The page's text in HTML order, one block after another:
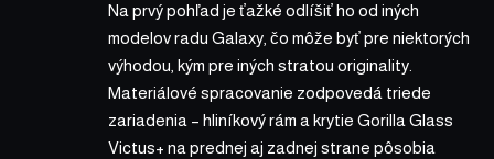
Na prvý pohľad je ťažké odlíšiť ho od iných
modelov radu Galaxy, čo môže byť pre niektorých
výhodou, kým pre iných stratou originality.
Materiálové spracovanie zodpovedá triede
zariadenia – hliníkový rám a krytie Gorilla Glass
Victus+ na prednej aj zadnej strane pôsobia